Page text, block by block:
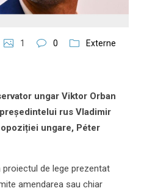
1 0 Externe
ungar Viktor Orban
rus Vladimir
ungare, Péter
de lege prezentat
amendarea sau chiar